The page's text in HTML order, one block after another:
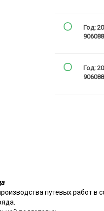
Год:
Год:
путевых работ в